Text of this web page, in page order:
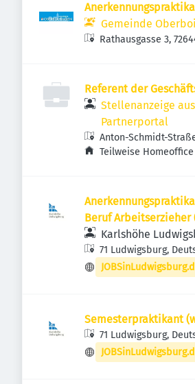
Gemeinde
Rathausgasse 3,
Referent der
Stellenanzeige
Partnerportal
Anton-Schmidt-
Waiblingen,
Teilweise Homeoffice
Beruf
Karlshöhe
71 Ludwigsburg,
Semesterpraktikant
71 Ludwigsburg,